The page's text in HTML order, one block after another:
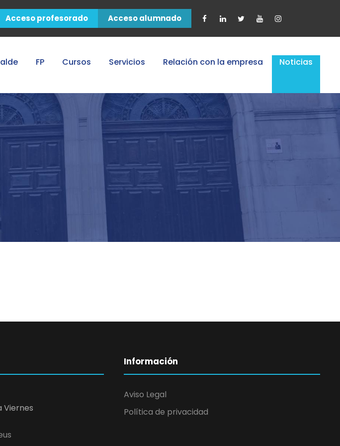
Acceso profesorado Acceso alumnado
FP Cursos Servicios Relación con la empresa Noticias
Viernes
Información
Aviso Legal
Política de privacidad